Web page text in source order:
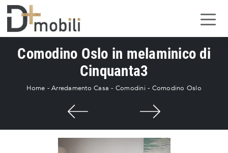
Comodino Oslo in melaminico di
Cinquanta3
Home - Arredamento Casa - Comodini - Comodino Oslo